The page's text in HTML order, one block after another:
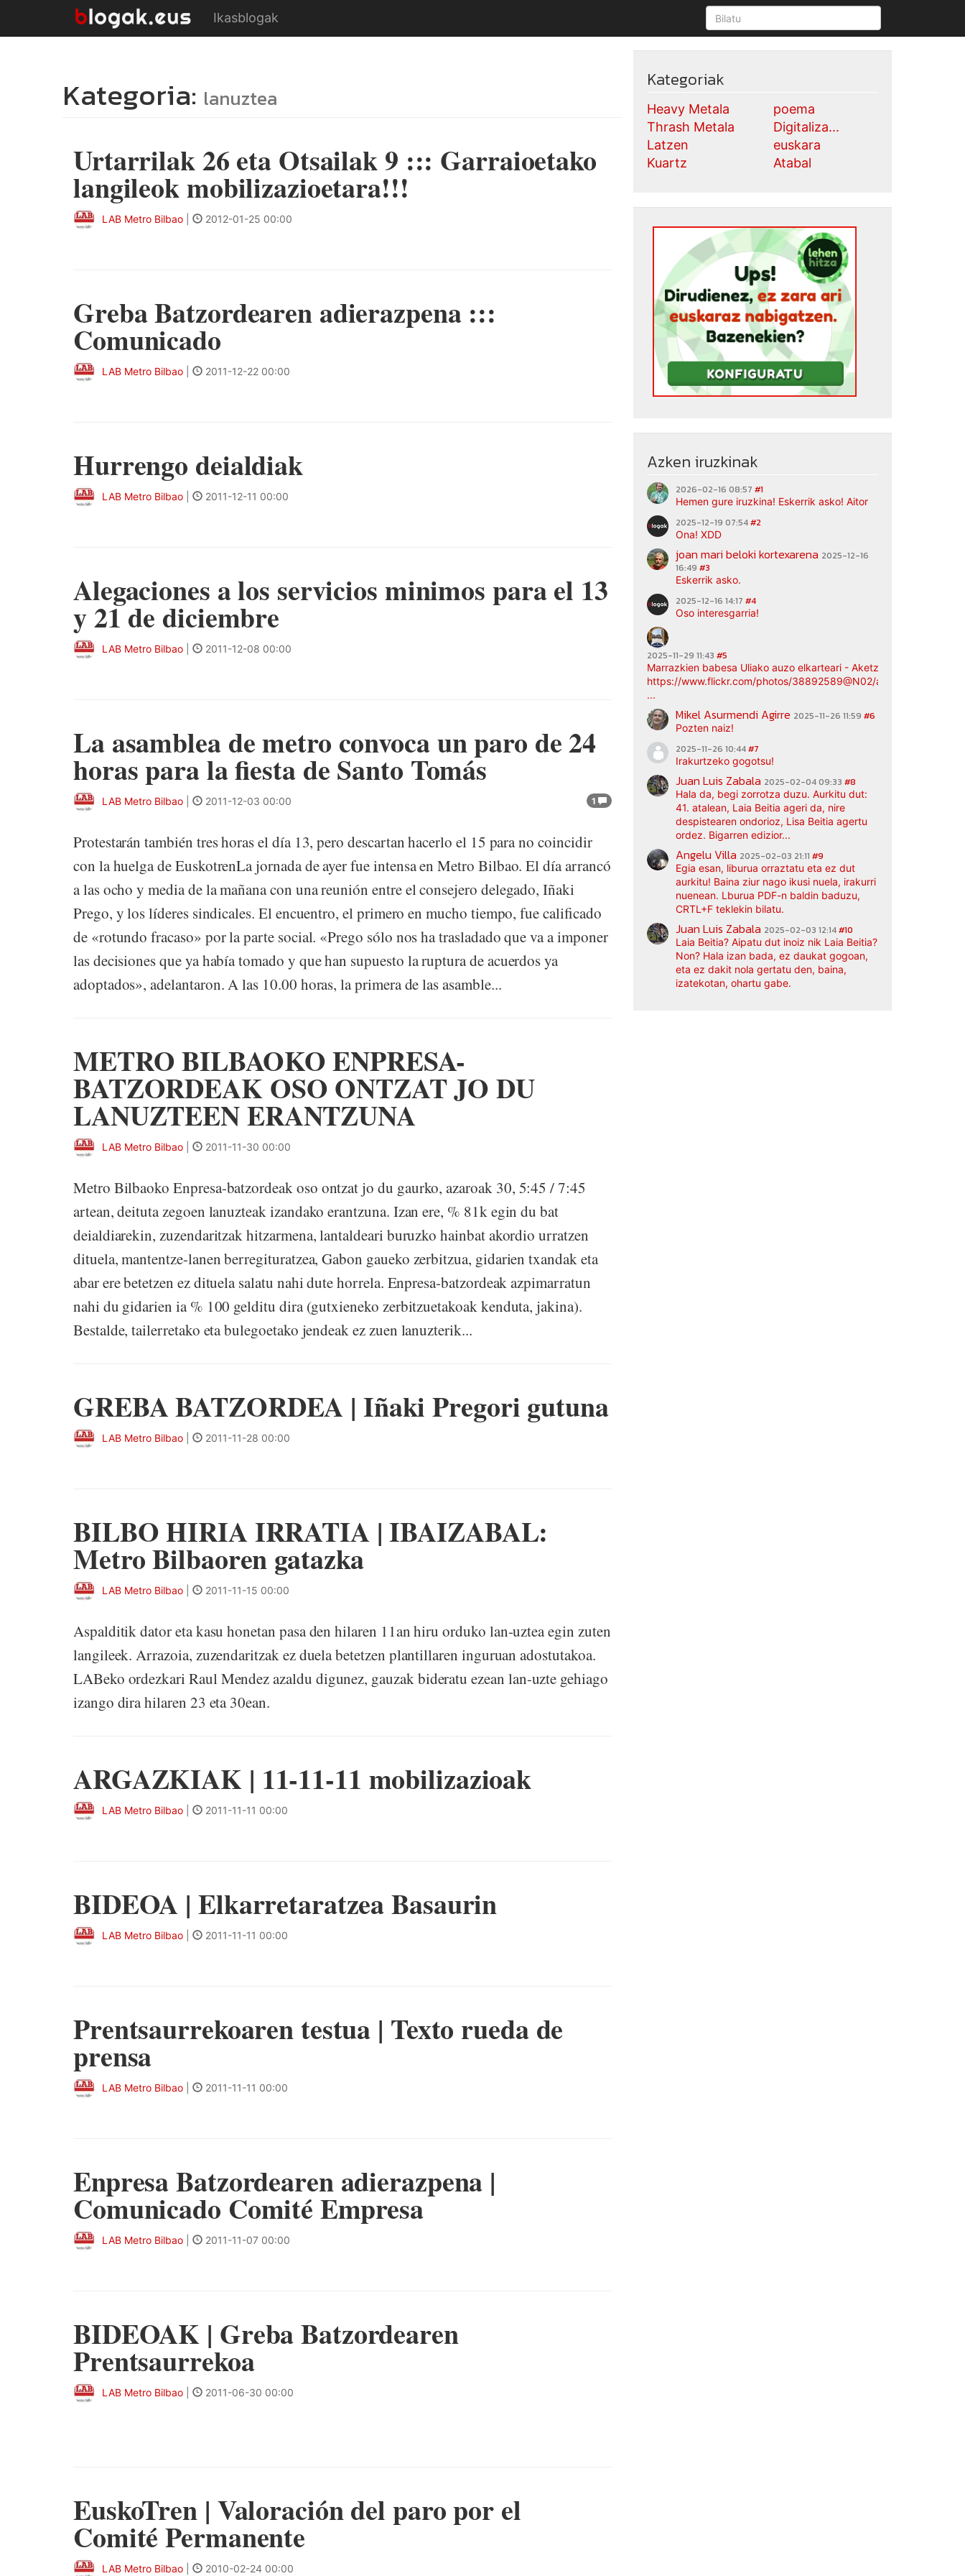
Ikasblogak
Kategoria: lanuztea
Urtarrilak 26 eta Otsailak 9 ::: Garraioetako
langileok mobilizazioetara!!!
LAB Metro Bilbao 2012-01-25 00:00
Greba Batzordearen adierazpena :::
Comunicado
LAB Metro Bilbao 2011-12-22 00:00
Hurrengo deialdiak
LAB Metro Bilbao 2011-12-11 00:00
Alegaciones a los servicios minimos para el 13
y 21 de diciembre
LAB Metro Bilbao 2011-12-08 00:00
La asamblea de metro convoca un paro de 24
horas para la fiesta de Santo Tomás
1
LAB Metro Bilbao 2011-12-03 00:00
Protestarán también tres horas el día 13, pero descartan hacerlo el 15 para no coincidir
con la huelga de EuskotrenLa jornada de ayer fue intensa en Metro Bilbao. El día arrancó
a las ocho y media de la mañana con una reunión entre el consejero delegado, Iñaki
Prego, y los líderes sindicales. El encuentro, el primero en mucho tiempo, fue calificado
de «rotundo fracaso» por la parte social. «Prego sólo nos ha trasladado que va a imponer
las decisiones que ya había tomado y que han supuesto la ruptura de acuerdos ya
adoptados», adelantaron. A las 10.00 horas, la primera de las asamble...
METRO BILBAOKO ENPRESA-
BATZORDEAK OSO ONTZAT JO DU
LANUZTEEN ERANTZUNA
LAB Metro Bilbao 2011-11-30 00:00
Metro Bilbaoko Enpresa-batzordeak oso ontzat jo du gaurko, azaroak 30, 5:45 / 7:45
artean, deituta zegoen lanuzteak izandako erantzuna. Izan ere, % 81k egin du bat
deialdiarekin, zuzendaritzak hitzarmena, lantaldeari buruzko hainbat akordio urratzen
dituela, mantentze-lanen berregituratzea, Gabon gaueko zerbitzua, gidarien txandak eta
abar ere betetzen ez dituela salatu nahi dute horrela. Enpresa-batzordeak azpimarratun
nahi du gidarien ia % 100 gelditu dira (gutxieneko zerbitzuetakoak kenduta, jakina).
Bestalde, tailerretako eta bulegoetako jendeak ez zuen lanuzterik...
GREBA BATZORDEA | Iñaki Pregori gutuna
LAB Metro Bilbao 2011-11-28 00:00
BILBO HIRIA IRRATIA | IBAIZABAL:
Metro Bilbaoren gatazka
LAB Metro Bilbao 2011-11-15 00:00
Aspalditik dator eta kasu honetan pasa den hilaren 11an hiru orduko lan-uztea egin zuten
langileek. Arrazoia, zuzendaritzak ez duela betetzen plantillaren inguruan adostutakoa.
LABeko ordezkari Raul Mendez azaldu digunez, gauzak bideratu ezean lan-uzte gehiago
izango dira hilaren 23 eta 30ean.
ARGAZKIAK | 11-11-11 mobilizazioak
LAB Metro Bilbao 2011-11-11 00:00
BIDEOA | Elkarretaratzea Basaurin
LAB Metro Bilbao 2011-11-11 00:00
Prentsaurrekoaren testua | Texto rueda de
prensa
LAB Metro Bilbao 2011-11-11 00:00
Enpresa Batzordearen adierazpena |
Comunicado Comité Empresa
LAB Metro Bilbao 2011-11-07 00:00
BIDEOAK | Greba Batzordearen
Prentsaurrekoa
LAB Metro Bilbao 2011-06-30 00:00
EuskoTren | Valoración del paro por el
Comité Permanente
LAB Metro Bilbao 2010-02-24 00:00
Kategoriak
Heavy Metala
Thrash Metala
Latzen
Kuartz
poema
Digitaliza...
euskara
Atabal
Azken iruzkinak
2026-02-16 08:57 #1
Hemen gure iruzkina! Eskerrik asko! Aitor
2025-12-19 07:54#2
Ona! XDD
joan mari beloki kortexarena 2025-12-16
16:49 #3
Eskerrik asko.
2025-12-16 14:17 #4
Oso interesgarria!
2025-11-29 11:43 #5
Marrazkien babesa Uliako auzo elkarteari - Aketz etxea (argazki
https://www.flickr.com/photos/38892589@N02/albums/
...
Mikel Asurmendi Agirre 2025-11-26 11:59 #6
Pozten naiz!
2025-11-26 10:44#7
Irakurtzeko gogotsu!
Juan Luis Zabala 2025-02-04 09:33 #8
Hala da, begi zorrotza duzu. Aurkitu dut:
41. atalean, Laia Beitia ageri da, nire
despistearen ondorioz, Lisa Beitia agertu
ordez. Bigarren edizior...
Angelu Villa 2025-02-03 21:11 #9
Egia esan, liburua orraztatu eta ez dut
aurkitu! Baina ziur nago ikusi nuela, irakurri
nuenean. Lburua PDF-n baldin baduzu,
CRTL+F teklekin bilatu.
Juan Luis Zabala 2025-02-03 12:14#10
Laia Beitia? Aipatu dut inoiz nik Laia Beitia?
Non? Hala izan bada, ez daukat gogoan,
eta ez dakit nola gertatu den, baina,
izatekotan, ohartu gabe.